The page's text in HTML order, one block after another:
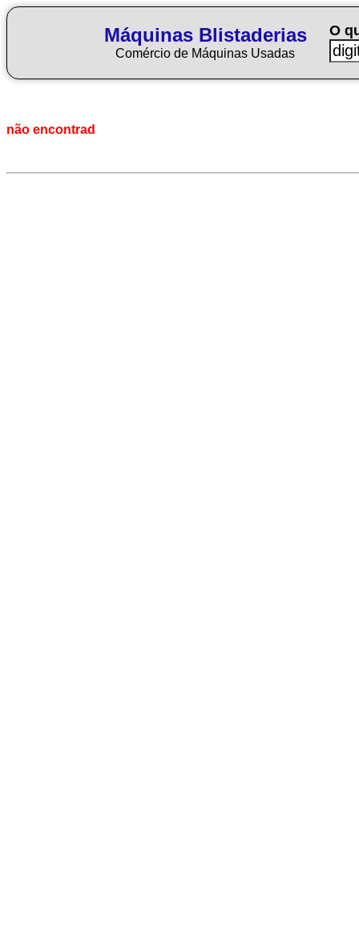
Máquinas Blistaderias
Comércio de Máquinas Usadas
O
não encontrad